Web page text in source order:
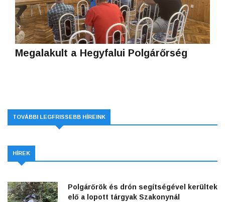
Megalakult a Hegyfalui Polgárőrség
TOVÁBBI LEGFRISSEBB HÍREINK
HÍREK
Polgárőrök és drón segítségével kerültek
elő a lopott tárgyak Szakonynál